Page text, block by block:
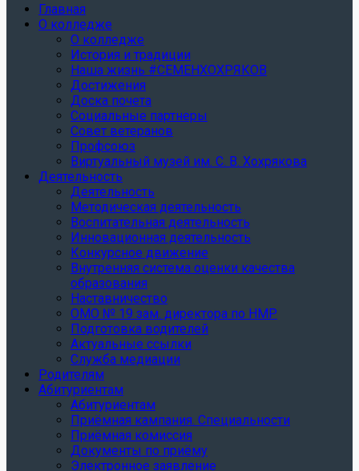
Главная
О колледже
О колледже
История и традиции
Наша жизнь #СЕМЕНХОХРЯКОВ
Достижения
Доска почета
Социальные партнеры
Совет ветеранов
Профсоюз
Виртуальный музей им. С. В. Хохрякова
Деятельность
Деятельность
Методическая деятельность
Воспитательная деятельность
Инновационная деятельность
Конкурсное движение
Внутренняя система оценки качества
образования
Наставничество
ОМО № 19 зам. директора по НМР
Подготовка водителей
Актуальные ссылки
Служба медиации
Родителям
Абитуриентам
Абитуриентам
Приёмная кампания. Специальности
Приёмная комиссия
Документы по приёму
Электронное заявление